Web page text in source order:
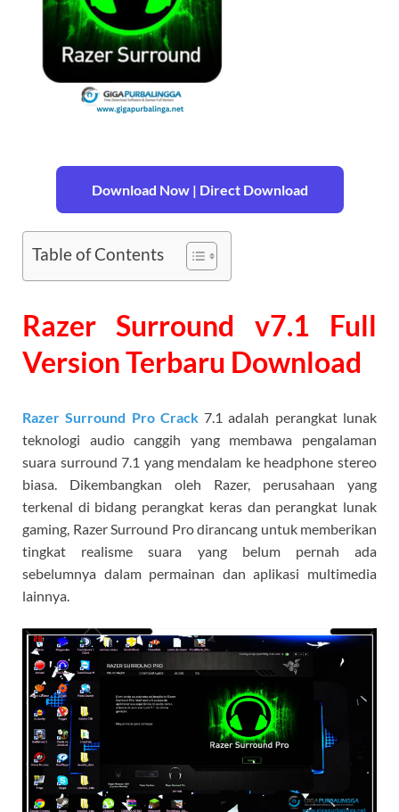
Download Now | Direct Download
Table of Contents
Razer Surround v7.1 Full
Version Terbaru Download
Razer Surround Pro Crack7.1 adalah perangkat lunak
teknologi audio canggih yang membawa pengalaman
suara surround 7.1 yang mendalam ke headphone stereo
biasa. Dikembangkan oleh Razer, perusahaan yang
terkenal di bidang perangkat keras dan perangkat lunak
gaming, Razer Surround Pro dirancang untuk memberikan
tingkat realisme suara yang belum pernah ada
sebelumnya dalam permainan dan aplikasi multimedia
lainnya.